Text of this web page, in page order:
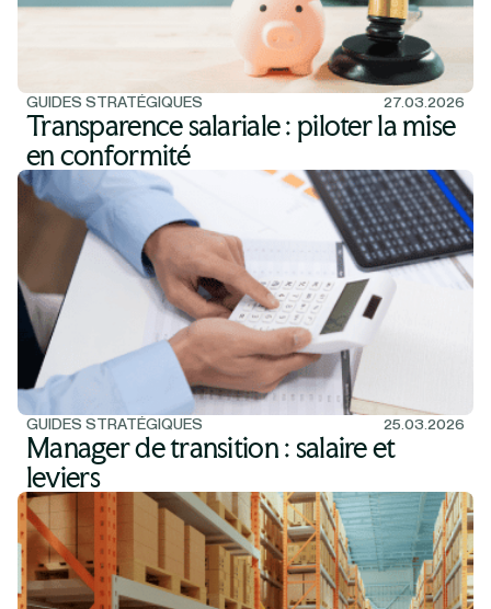
GUIDES STRATÉGIQUES 27.03.2026
Transparence salariale : piloter la mise
en conformité
GUIDES STRATÉGIQUES 25.03.2026
Manager de transition : salaire et
leviers